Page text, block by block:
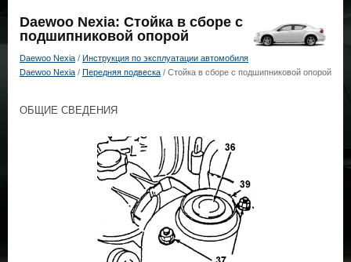
Daewoo Nexia: Стойка в сборе с
подшипниковой опорой
Daewoo Nexia / Инструкция по эксплуатации автомобиля
Daewoo Nexia / Передняя подвеска / Стойка в сборе с подшипниковой опорой
ОБЩИЕ СВЕДЕНИЯ